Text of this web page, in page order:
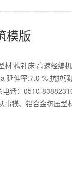
模版
材 槽针床 高速经编
延伸率:7.0 % 抗拉
电话：0510-
事镁、铝合金挤压型